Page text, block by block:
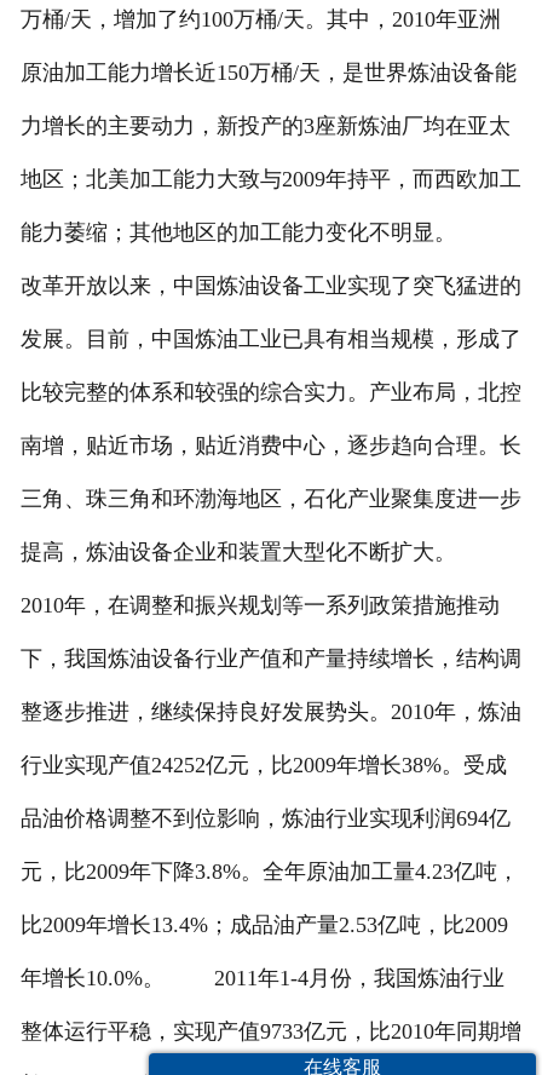
万桶/天，增加了约100万桶/天。其中，2010年亚洲
原油加工能力增长近150万桶/天，是世界炼油设备能
力增长的主要动力，新投产的3座新炼油厂均在亚太
地区；北美加工能力大致与2009年持平，而西欧加工
能力萎缩；其他地区的加工能力变化不明显。
改革开放以来，中国炼油设备工业实现了突飞猛进的
发展。目前，中国炼油工业已具有相当规模，形成了
比较完整的体系和较强的综合实力。产业布局，北控
南增，贴近市场，贴近消费中心，逐步趋向合理。长
三角、珠三角和环渤海地区，石化产业聚集度进一步
提高，炼油设备企业和装置大型化不断扩大。
2010年，在调整和振兴规划等一系列政策措施推动
下，我国炼油设备行业产值和产量持续增长，结构调
整逐步推进，继续保持良好发展势头。2010年，炼油
行业实现产值24252亿元，比2009年增长38%。受成
品油价格调整不到位影响，炼油行业实现利润694亿
元，比2009年下降3.8%。全年原油加工量4.23亿吨，
比2009年增长13.4%；成品油产量2.53亿吨，比2009
年增长10.0%。 2011年1-4月份，我国炼油行业
整体运行平稳，实现产值9733亿元，比2010年同期增
在线客服